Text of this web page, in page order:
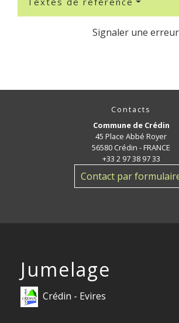
Signaler une
Contacts
Commune de Crédin
45 Place Abbé Royer
56580 Crédin - FRANCE
+33 2 97 38 97 33
Contact par
Jumelage
Crédin - Evires